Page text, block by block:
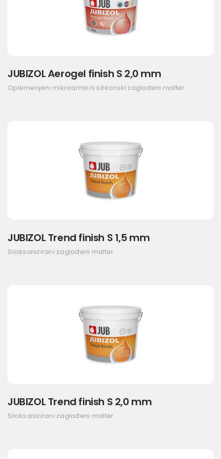
JUBIZOL Aerogel finish S 2,0 mm
Oplemenjeni mikroarmirni silikonski zaglađeni malter
JUBIZOL Trend finish S 1,5 mm
Siloksanizirani zaglađeni malter
JUBIZOL Trend finish S 2,0 mm
Siloksanizirani zaglađeni malter